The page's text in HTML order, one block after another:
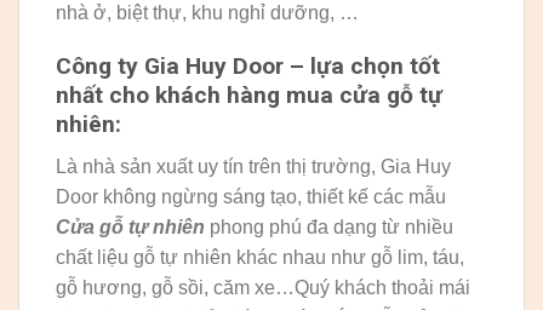
nhà ở, biệt thự, khu nghỉ dưỡng, …
Công ty Gia Huy Door – lựa chọn tốt
nhất cho khách hàng mua cửa gỗ tự
nhiên:
Là nhà sản xuất uy tín trên thị trường, Gia Huy
Door không ngừng sáng tạo, thiết kế các mẫu
Cửa gỗ tự nhiên phong phú đa dạng từ nhiều
chất liệu gỗ tự nhiên khác nhau như gỗ lim, táu,
gỗ hương, gỗ sồi, căm xe…Quý khách thoải mái